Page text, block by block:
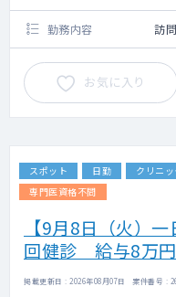
勤務内容 訪
お気に入り
スポット 日勤 クリニッ
専門医資格不問
【9月8日（火）
回健診 給与8万円
掲載更新日 : 2026年08月07日 案件番号 :